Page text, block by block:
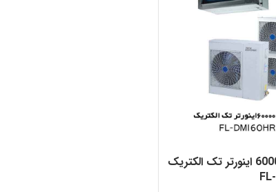
داکت اسپلیت 60000 اینورتر تک الکتریک